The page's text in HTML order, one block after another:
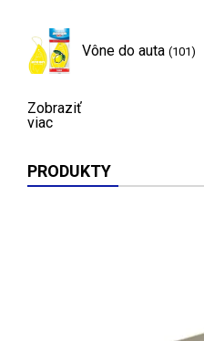
Vône do auta (101)
Zobraziť
viac
PRODUKTY